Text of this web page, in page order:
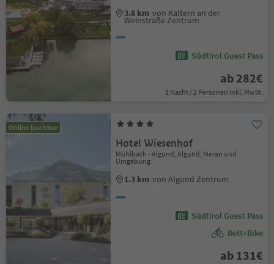
3.8 km von Kaltern an der
Weinstraße Zentrum
Südtirol Guest Pass
ab 282€
1 Nacht / 2 Personen Inkl. MwSt.
Online buchbar
Hotel Wiesenhof
Mühlbach - Algund, Algund, Meran und
Umgebung
1.3 km von Algund Zentrum
Südtirol Guest Pass
Bett+Bike
ab 131€